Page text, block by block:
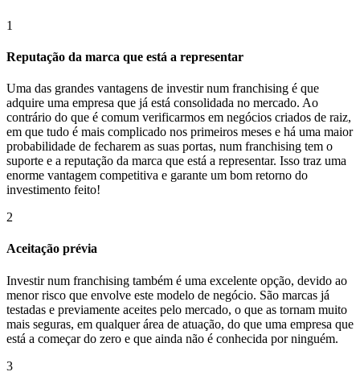
1
Reputação da marca que está a representar
Uma das grandes vantagens de investir num franchising é que
adquire uma empresa que já está consolidada no mercado. Ao
contrário do que é comum verificarmos em negócios criados de raiz,
em que tudo é mais complicado nos primeiros meses e há uma maior
probabilidade de fecharem as suas portas, num franchising tem o
suporte e a reputação da marca que está a representar. Isso traz uma
enorme vantagem competitiva e garante um bom retorno do
investimento feito!
2
Aceitação prévia
Investir num franchising também é uma excelente opção, devido ao
menor risco que envolve este modelo de negócio. São marcas já
testadas e previamente aceites pelo mercado, o que as tornam muito
mais seguras, em qualquer área de atuação, do que uma empresa que
está a começar do zero e que ainda não é conhecida por ninguém.
3